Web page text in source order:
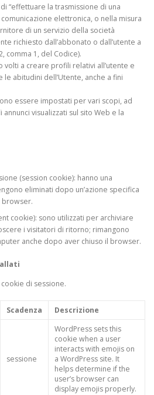
“effettuare la trasmissione di una
elettronica, o nella misura
di un servizio della società
richiesto dall’abbonato o dall’utente a
comma 1, del Codice).
volti a creare profili relativi all’utente e
abitudini dell’Utente, anche a fini
essere impostati per vari scopi, ad
visualizzati sul sito Web e la
(session cookie): hanno una
eliminati dopo un’azione specifica
browser.
cookie): sono utilizzati per archiviare
i visitatori di ritorno; rimangono
anche dopo aver chiuso il browser.
di sessione.
Scadenza Descrizione
sessione
WordPress sets this
cookie when a user
interacts with emojis on
a WordPress site. It
helps determine if the
user’s browser can
display emojis properly.